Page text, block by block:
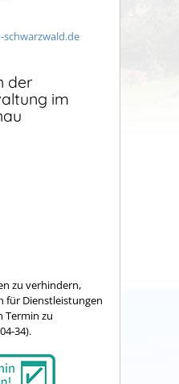
der
im
zu verhindern,
für Dienstleistungen
Termin zu
34).